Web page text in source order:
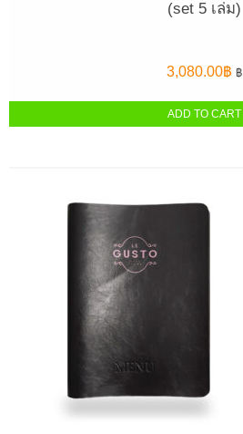
(set 5 เล่ม)
3,080.00฿ ฿
ADD TO CART